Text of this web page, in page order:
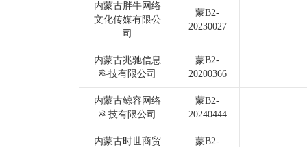
内蒙古胖牛网络
文化传媒有限公
司
蒙B2-
20230027
内蒙古兆驰信息
科技有限公司
蒙B2-
20200366
内蒙古鲸容网络
科技有限公司
蒙B2-
20240444
内蒙古时世商贸
蒙B2-